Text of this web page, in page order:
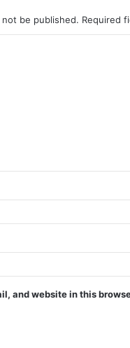
be published. Required
and website in this